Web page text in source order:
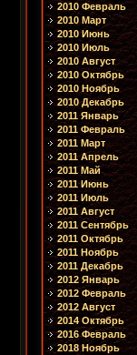
2010 Февраль
2010 Март
2010 Июнь
2010 Июль
2010 Август
2010 Октябрь
2010 Ноябрь
2010 Декабрь
2011 Январь
2011 Февраль
2011 Март
2011 Апрель
2011 Май
2011 Июнь
2011 Июль
2011 Август
2011 Сентябрь
2011 Октябрь
2011 Ноябрь
2011 Декабрь
2012 Январь
2012 Февраль
2012 Август
2014 Октябрь
2016 Февраль
2018 Ноябрь